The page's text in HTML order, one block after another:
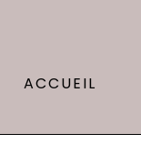
ACCUEIL